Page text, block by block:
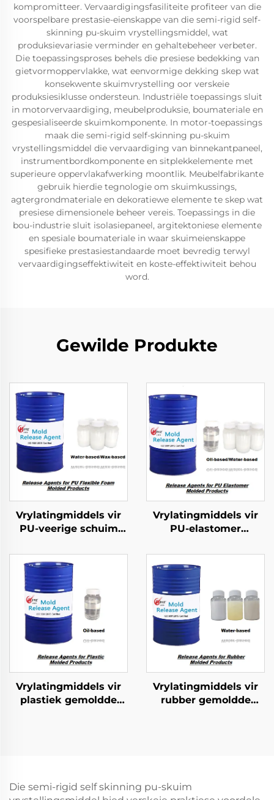
kompromitteer. Vervaardigingsfasiliteite profiteer van die
voorspelbare prestasie-eienskappe van die semi-rigid self-
skinning pu-skuim vrystellingsmiddel, wat
produksievariasie verminder en gehaltebeheer verbeter.
Die toepassingsproses behels die presiese bedekking van
gietvormoppervlakke, wat eenvormige dekking skep wat
konsekwente skuimvrystelling oor verskeie
produksiesiklusse ondersteun. Industriële toepassings sluit
in motorvervaardiging, meubelproduksie, boumateriale en
gespesialiseerde skuimkomponente. In motor-toepassings
maak die semi-rigid self-skinning pu-skuim
vrystellingsmiddel die vervaardiging van binnekantpaneel,
instrumentbordkomponente en sitplekkelemente met
superieure oppervlakafwerking moontlik. Meubelfabrikante
gebruik hierdie tegnologie om skuimkussings,
agtergrondmateriale en dekoratiewe elemente te skep wat
presiese dimensionele beheer vereis. Toepassings in die
bou-industrie sluit isolasiepaneel, argitektoniese elemente
en spesiale boumateriale in waar skuimeienskappe
spesifieke prestasiestandaarde moet bevredig terwyl
vervaardigingseffektiwiteit en koste-effektiwiteit behou
word.
Gewilde Produkte
Vrylatingmiddels vir
PU-veerige schuim
Vrylatingmiddels vir
PU-elastomer
Vrylatingmiddels vir
plastiek gemoldde
Vrylatingmiddels vir
rubber gemoldde
Die semi-rigid self skinning pu-skuim